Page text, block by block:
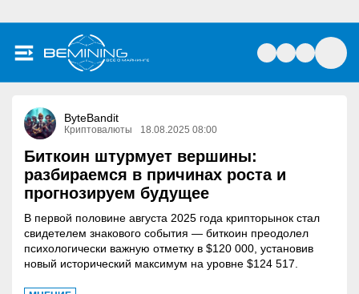
ByteBandit
Криптовалюты 18.08.2025 08:00
Биткоин штурмует вершины:
разбираемся в причинах роста и
прогнозируем будущее
В первой половине августа 2025 года крипторынок стал
свидетелем знакового события — биткоин преодолел
психологически важную отметку в $120 000, установив
новый исторический максимум на уровне $124 517.